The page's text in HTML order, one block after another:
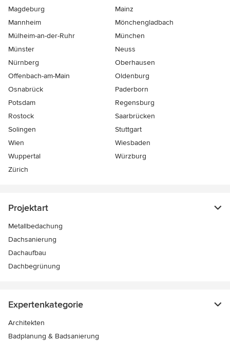
Magdeburg
Mainz
Mannheim
Mönchen­gladbach
Mülheim-an-der-Ruhr
München
Münster
Neuss
Nürnberg
Oberhausen
Offenbach-am-Main
Oldenburg
Osnabrück
Paderborn
Potsdam
Regensburg
Rostock
Saarbrücken
Solingen
Stuttgart
Wien
Wiesbaden
Wuppertal
Würzburg
Zürich
Projektart
Metallbedachung
Dachsanierung
Dachaufbau
Dachbegrünung
Expertenkategorie
Architekten
Badplanung & Badsanierung